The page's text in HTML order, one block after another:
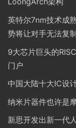
英特尔7nm技术成
势将让对手无法复
9大芯片巨头的
门户
中国大陆十大IC设
纳米片器件也许是
新思开发出新一代